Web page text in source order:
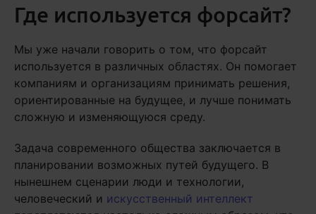
Где используется форсайт?
Мы уже начали говорить о том, что форсайт
используется в различных областях. Он помогает
компаниям и организациям принимать решения,
ориентированные на будущее, и лучше понимать
сложную и изменяющуюся среду.
Задача современного общества заключается в
планировании возможных путей будущего. В
нынешнем сценарии люди и технологии,
человеческий и искусственный интеллект